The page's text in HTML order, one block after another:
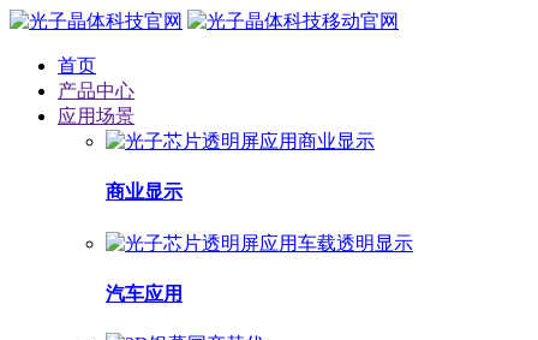
首页
产品中心
应用场景
商业显示
汽车应用